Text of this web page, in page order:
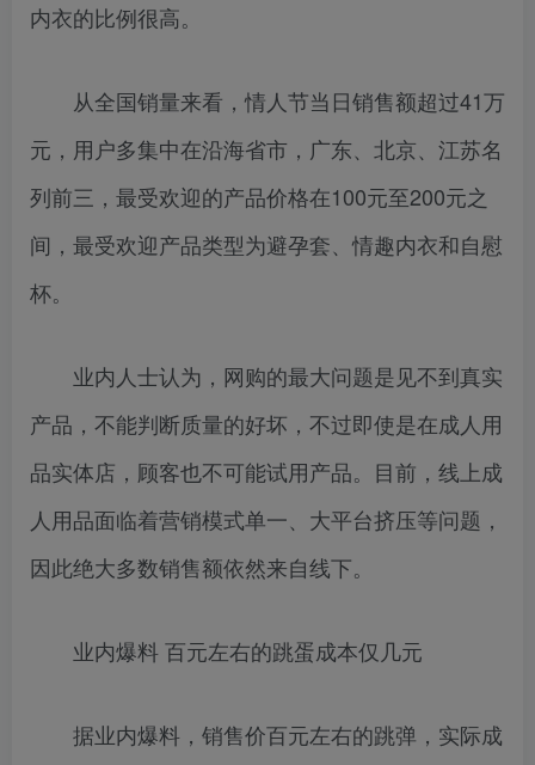
内衣的比例很高。
从全国销量来看，情人节当日销售额超过41万
元，用户多集中在沿海省市，广东、北京、江苏名
列前三，最受欢迎的产品价格在100元至200元之
间，最受欢迎产品类型为避孕套、情趣内衣和自慰
杯。
业内人士认为，网购的最大问题是见不到真实
产品，不能判断质量的好坏，不过即使是在成人用
品实体店，顾客也不可能试用产品。目前，线上成
人用品面临着营销模式单一、大平台挤压等问题，
因此绝大多数销售额依然来自线下。
业内爆料 百元左右的跳蛋成本仅几元
据业内爆料，销售价百元左右的跳弹，实际成